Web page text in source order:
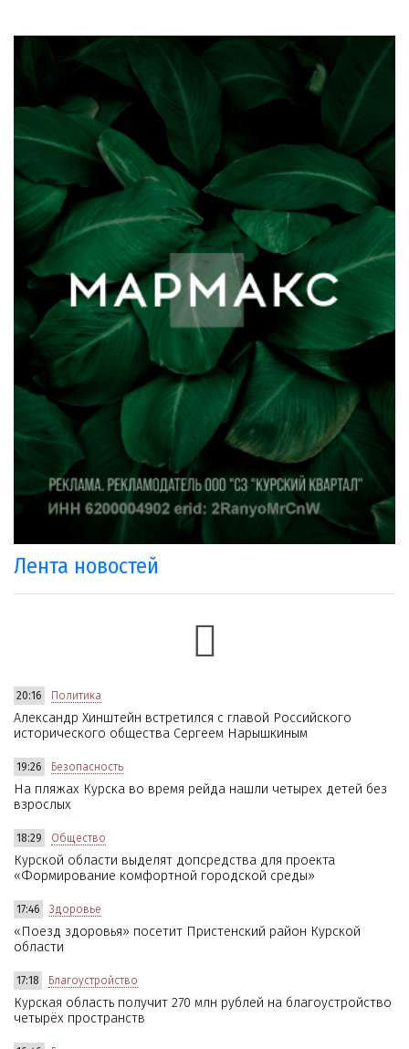
Лента новостей
20:16 Политика
Александр Хинштейн встретился с главой Российского
исторического общества Сергеем Нарышкиным
19:26 Безопасность
На пляжах Курска во время рейда нашли четырех детей без
взрослых
18:29 Общество
Курской области выделят допсредства для проекта
«Формирование комфортной городской среды»
17:46 Здоровье
«Поезд здоровья» посетит Пристенский район Курской
области
17:18 Благоустройство
Курская область получит 270 млн рублей на благоустройство
четырёх пространств